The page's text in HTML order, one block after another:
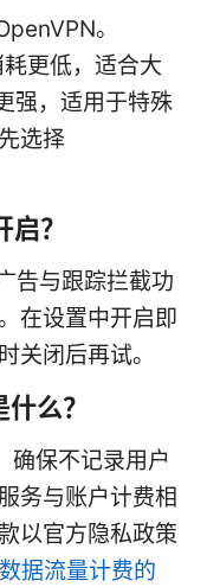
。
更低，适合大
强，适用于特殊
选择
？
告与跟踪拦截功
在设置中开启即
关闭后再试。
么？
确保不记录用户
务与账户计费相
以官方隐私政策
据流量计费的